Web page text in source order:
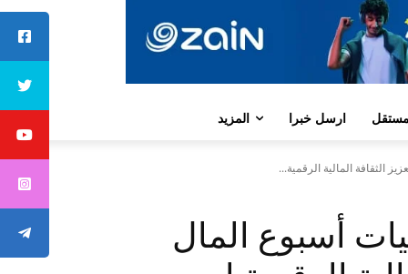
ارسل خبرا المزيد
الثقافة المالية الرقمية...
أسبوع المال